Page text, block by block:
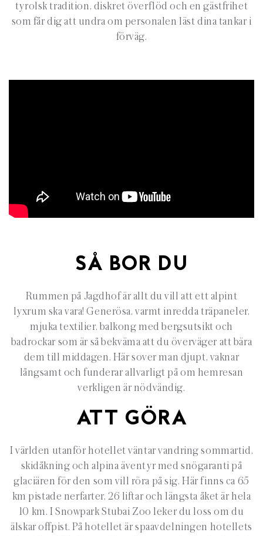
tyrolsk tradition, diskret överflöd och en gästfrihet
som får dig att undra om personalen läst dina tankar i
förväg.
SÅ BOR DU
Rummen på Jagdhofär allt du vill att ett alpint
lyxrum ska vara! Generösa, varmt inredda träpaneler,
mjuka textilier, balkong medbergsutsikt och
badrockar som är så bekväma att du överväger att bära
dem till middagen. Här sover man djupt, vaknar
långsamt och funderar allvarligt på om hemresan
verkligen är nödvändig.
ATT GÖRA
I världen utanför hotellet väntar vandring sommartid,
skidåkning och alpina äventyr med snögaranti på
glaciären för den som vill röra på sig. Här finns ca 65
km pistade nerfarter, 26 liftar och längsta åket är hela
10 km. I Snowpark Stubai Zoo leker du loss om du
älskar offpist. På hotellet är spaavdelningen hotellets